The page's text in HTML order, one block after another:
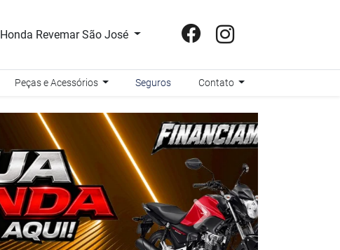
Honda Revemar São José
Peças e Acessórios Seguros Contato
templates.template-